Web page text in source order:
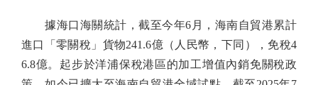
據海口海關統計，截至今年6月，海南自貿港累計
進口「零關稅」貨物241.6億（人民幣，下同），免稅4
6.8億。起步於洋浦保稅港區的加工增值內銷免關稅政